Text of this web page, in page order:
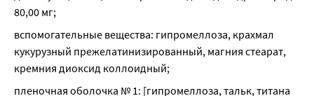
80,00 мг;
вспомогательные вещества: гипромеллоза, крахмал
кукурузный прежелатинизированный, магния стеарат,
кремния диоксид коллоидный;
пленочная оболочка № 1: [гипромеллоза, тальк, титана